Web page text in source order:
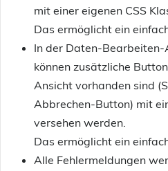
mit einer eigenen CSS
Das ermöglicht ein
In der Daten-Bearbeiten-
können zusätzliche
Ansicht vorhanden sind
Abbrechen-Button) mit
versehen werden.
Das ermöglicht ein
Alle Fehlermeldungen